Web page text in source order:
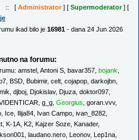
:: [ Administrator] [ Supermoderator] [
ikad bilo je 16981 - dana 24 Jun 2026
na forumu:
amstel Antoni S bavar357 bojank
BSD Bubimir, celt cojapop darkojbn
djboj Djokislav, Djuza doktor097
g_g Georgius goran.vvv,
Ice Ilija84 Ivan Campo ivan_8282
K-1A K2 Kajzer Soze Kanader,
laudano.nero Leonov, Lep1na